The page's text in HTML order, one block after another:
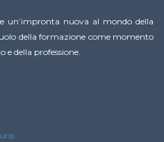
un’impronta nuova al mondo della
della formazione come momento
e della professione.